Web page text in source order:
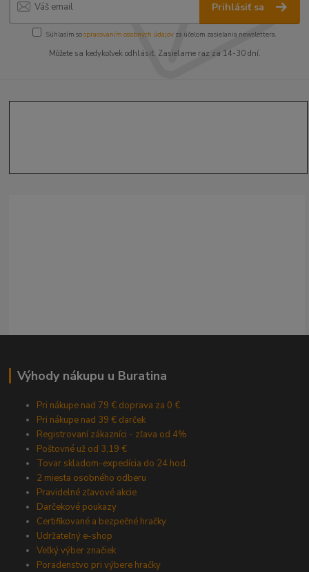
Prihlásiť sa
Súhlasím sospracovaním osobných údajov za účelom zasielania newslettera.
Môžete sa kedykoľvek odhlásiť. Zasielame raz za 14-30 dní.
Výhody nákupu u Buratina
Pri nákupe nad 79 € doprava za 0 €
Pri nákupe nad 39 € darček
Registrovaní zákazníci - zľava od 4%
Poštovné už od 3,19 €
Tovar skladom-expedícia do 24 hod.
2 miesta osobného odberu
Pravidelné zľavové akcie
Darčekové poukazy
Certifikované a bezpečné hračky
Udržateľný e-shop
Veľký výber značiek
Poradenstvo pri výbere hračky